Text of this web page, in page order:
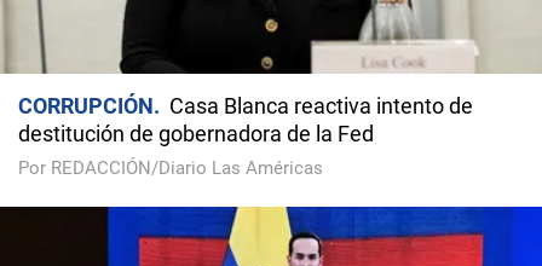
CORRUPCIÓN
Casa Blanca reactiva intento de
destitución de gobernadora de la Fed
Por REDACCIÓN/Diario Las Américas